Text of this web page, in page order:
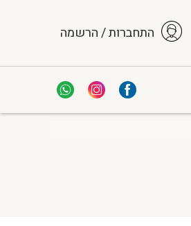
התחברות / הרשמה